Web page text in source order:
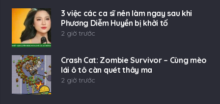
3 việc các ca sĩ nên làm ngay sau khi
Phương Diễm Huyền bị khởi tố
2 giờ trước
Crash Cat: Zombie Survivor – Cùng mèo
lái ô tô càn quét thây ma
2 giờ trước